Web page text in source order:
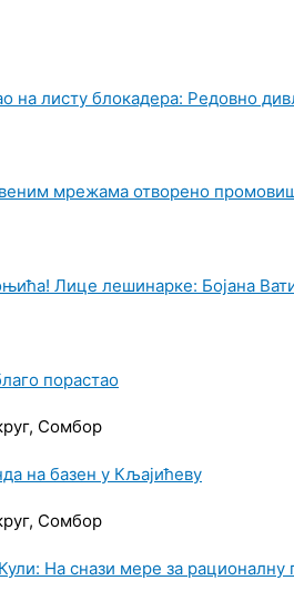
на листу блокадера: Редовно
мрежама отворено
Лице лешинарке: Бојана
порастао
, Сомбор
на базен у Кљајићеву
, Сомбор
На снази мере за